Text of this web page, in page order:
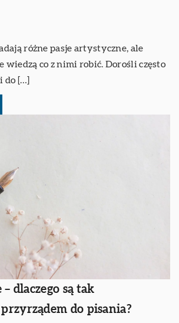
różne pasje artystyczne, ale
wiedzą co z nimi robić. Dorośli często
do […]
dlaczego są tak
do pisania?